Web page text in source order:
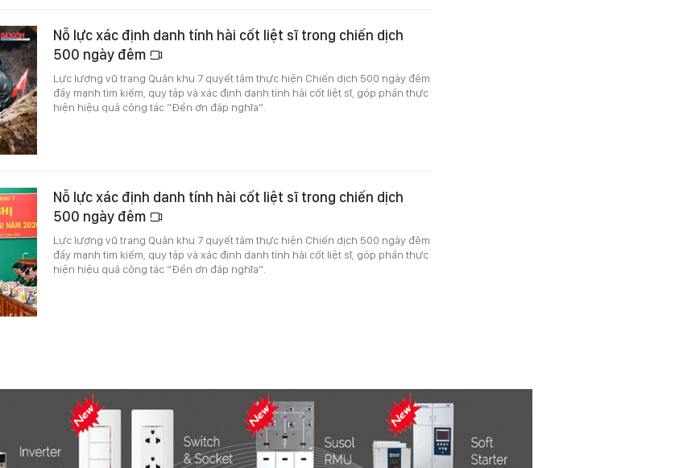
Nỗ lực xác định danh tính hài cốt liệt sĩ trong chiến dịch
500 ngày đêm
Lực lượng vũ trang Quân khu 7 quyết tâm thực hiện Chiến dịch 500 ngày đêm
đẩy mạnh tìm kiếm, quy tập và xác định danh tính hài cốt liệt sĩ, góp phần thực
hiện hiệu quả công tác “Đền ơn đáp nghĩa”.
Nỗ lực xác định danh tính hài cốt liệt sĩ trong chiến dịch
500 ngày đêm
Lực lượng vũ trang Quân khu 7 quyết tâm thực hiện Chiến dịch 500 ngày đêm
đẩy mạnh tìm kiếm, quy tập và xác định danh tính hài cốt liệt sĩ, góp phần thực
hiện hiệu quả công tác “Đền ơn đáp nghĩa”.